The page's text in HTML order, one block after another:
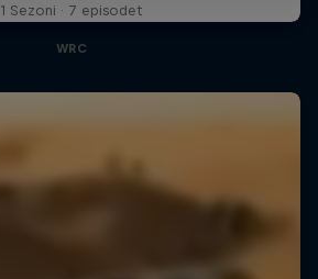
1 Sezoni · 7 episodet
WRC